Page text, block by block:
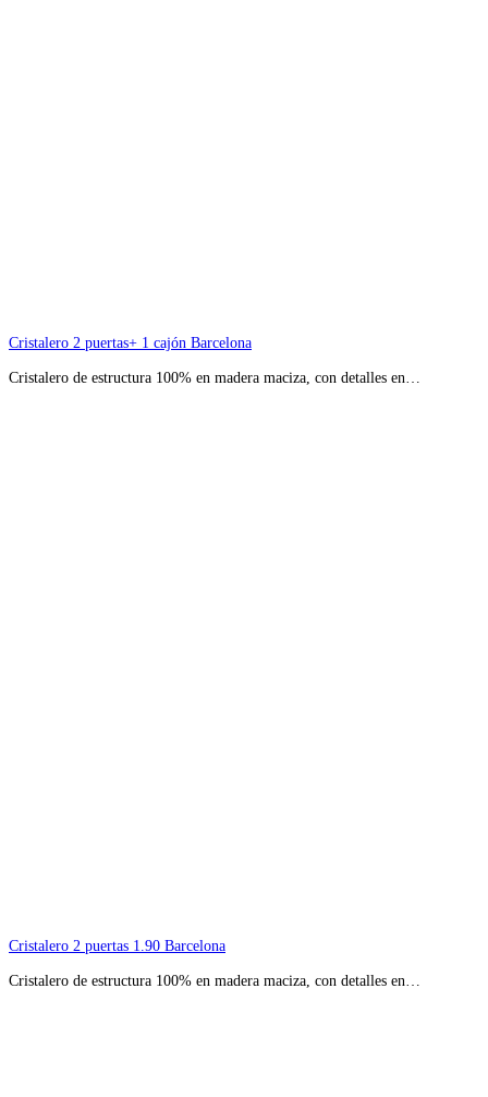
Cristalero 2 puertas+ 1 cajón Barcelona
Cristalero de estructura 100% en madera maciza, con detalles en…
Cristalero 2 puertas 1.90 Barcelona
Cristalero de estructura 100% en madera maciza, con detalles en…